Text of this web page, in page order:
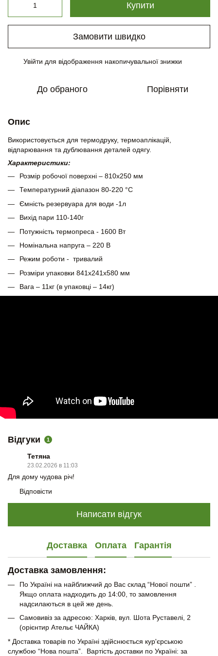
Купити
Замовити швидко
Увійти для відображення накопичувальної знижки
До обраного Порівняти
Опис
Використовується для термодруку, термоаплікацій,
відпарювання та дублювання деталей одягу.
Характеристики:
Розмір робочої поверхні – 810x250 мм
Температурний діапазон 80-220 °С
Ємність резервуара для води -1л
Вихід пари 110-140г
Потужність термопреса - 1600 Вт
Номінальна напруга – 220 В
Режим роботи - тривалий
Розміри упаковки 841x241x580 мм
Вага – 11кг (в упаковці – 14кг)
Відгуки 1
Тетяна
23.02.2026 в 11:03
Для дому чудова річ!
Відповісти
Написати відгук
Доставка Оплата Гарантія
Доставка замовлення:
По Україні на найближчий до Вас склад “Нової пошти” .
Якщо оплата надходить до 14:00, то замовлення
надсилаються в цей же день.
Самовивіз за адресою: Харків, вул. Шота Руставелі, 2
(орієнтир Ательє ЧАЙКА)
* Доставка товарів по Україні здійснюється кур'єрською
службою “Нова пошта”. Вартість доставки по Україні: за